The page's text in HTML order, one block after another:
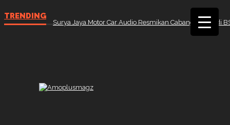
TRENDING
Surya Jaya Motor Car Audio Resmikan Cabang Ketiga di